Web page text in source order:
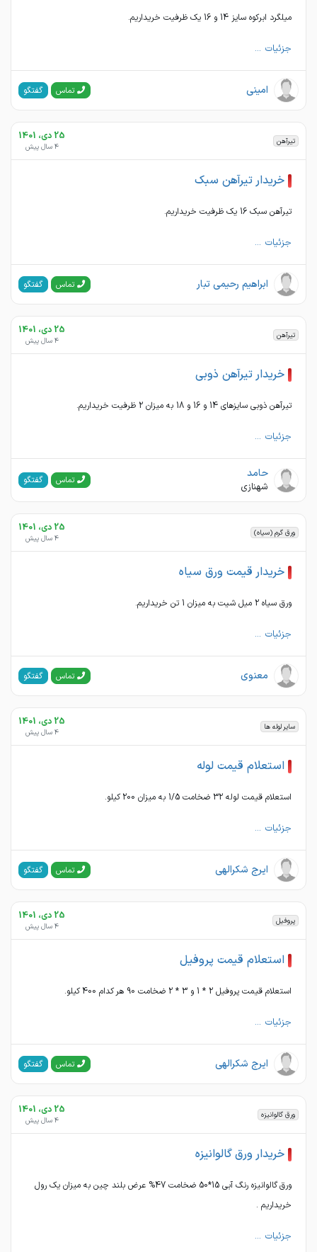
میلگرد ابرکوه سایز 14 و 16 یک ظرفیت خریداریم.
جزئیات ...
امینی تماس گفتگو
تیرآهن 25 دی، 1401
4 سال پیش
خریدار تیرآهن سبک
تیرآهن سبک 16 یک ظرفیت خریداریم.
جزئیات ...
ابراهیم رحیمی تبار تماس گفتگو
تیرآهن 25 دی، 1401
4 سال پیش
خریدار تیرآهن ذوبی
تیرآهن ذوبی سایزهای 14 و 16 و 18 به میزان 2 ظرفیت خریداریم.
جزئیات ...
حامد
شهنازی تماس گفتگو
ورق گرم (سیاه) 25 دی، 1401
4 سال پیش
خریدار قیمت ورق سیاه
ورق سیاه 2 میل شیت به میزان 1 تن خریداریم.
جزئیات ...
معنوی تماس گفتگو
سایر لوله ها 25 دی، 1401
4 سال پیش
استعلام قیمت لوله
استعلام قیمت لوله 32 ضخامت 1/5 به میزان 200 کیلو.
جزئیات ...
ایرج شکرالهی تماس گفتگو
پروفیل 25 دی، 1401
4 سال پیش
استعلام قیمت پروفیل
استعلام قیمت پروفیل 2 * 1 و 3 * 2 ضخامت 90 هر کدام 400 کیلو.
جزئیات ...
ایرج شکرالهی تماس گفتگو
ورق گالوانیزه 25 دی، 1401
4 سال پیش
خریدار ورق گالوانیزه
ورق گالوانیزه رنگ آبی 15*50 ضخامت 47% عرض بلند چین به میزان یک رول
خریداریم .
جزئیات ...